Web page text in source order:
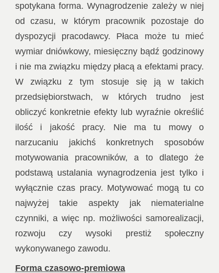
spotykana forma. Wynagrodzenie zależy w niej
od czasu, w którym pracownik pozostaje do
dyspozycji pracodawcy. Płaca może tu mieć
wymiar dniówkowy, miesięczny bądź godzinowy
i nie ma związku między płacą a efektami pracy.
W związku z tym stosuje się ją w takich
przedsiębiorstwach, w których trudno jest
obliczyć konkretnie efekty lub wyraźnie określić
ilość i jakość pracy. Nie ma tu mowy o
narzucaniu jakichś konkretnych sposobów
motywowania pracowników, a to dlatego że
podstawą ustalania wynagrodzenia jest tylko i
wyłącznie czas pracy. Motywować mogą tu co
najwyżej takie aspekty jak niematerialne
czynniki, a więc np. możliwości samorealizacji,
rozwoju czy wysoki prestiż społeczny
wykonywanego zawodu.
Forma czasowo-premiowa